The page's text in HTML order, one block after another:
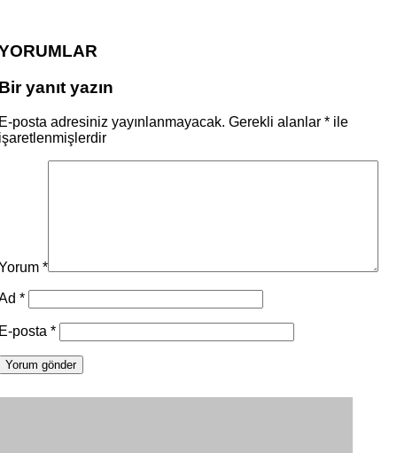
yanıt yazın
posta adresiniz yayınlanmayacak. Gerekli alanlar * ile
*
*
posta *